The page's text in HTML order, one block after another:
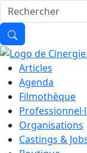
Articles
Agenda
Filmothèque
Organisations
Castings &